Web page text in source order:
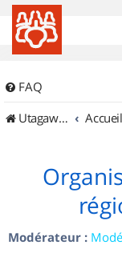
FAQ
UtagawaVTT (Randos VTT et VTTAE avec traces GPS)
Modérateur :